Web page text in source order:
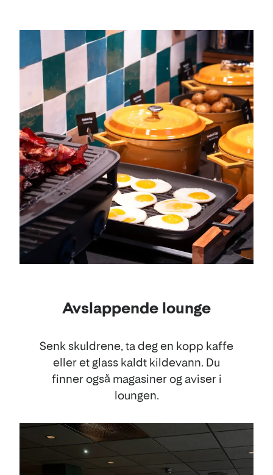
Avslappende lounge
Senk skuldrene, ta deg en kopp kaffe
eller et glass kaldt kildevann. Du
finner også magasiner og aviser i
loungen.